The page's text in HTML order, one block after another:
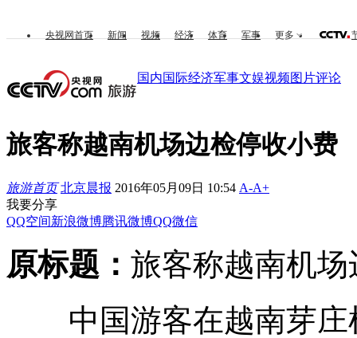
央视网首页 新闻 视频 经济 体育 军事 更多
国内国际经济军事文娱视频图片评论
旅客称越南机场边检停收小费
旅游首页 北京晨报 2016年05月09日 10:54 A-A+
我要分享
QQ空间新浪微博腾讯微博QQ微信
原标题： 旅客称越南机
中国游客在越南芽庄